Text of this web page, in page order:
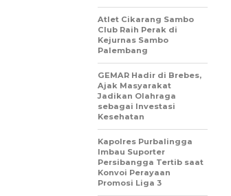
Atlet Cikarang Sambo
Club Raih Perak di
Kejurnas Sambo
Palembang
GEMAR Hadir di Brebes,
Ajak Masyarakat
Jadikan Olahraga
sebagai Investasi
Kesehatan
Kapolres Purbalingga
Imbau Suporter
Persibangga Tertib saat
Konvoi Perayaan
Promosi Liga 3